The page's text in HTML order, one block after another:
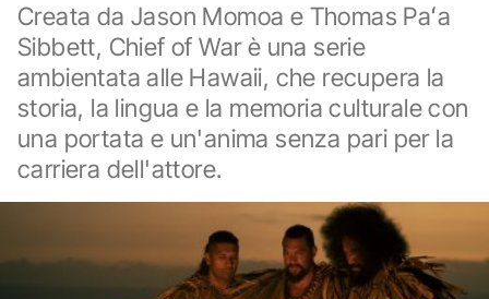
Creata da Jason Momoa e Thomas Paʻa
Sibbett, Chief of War è una serie
ambientata alle Hawaii, che recupera la
storia, la lingua e la memoria culturale con
una portata e un'anima senza pari per la
carriera dell'attore.